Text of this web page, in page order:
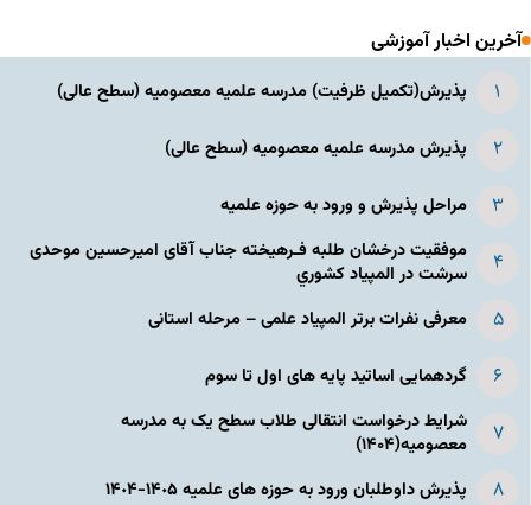
آخرین اخبار آموزشی
پذیرش(تکمیل ظرفیت) مدرسه علمیه معصومیه‌ (سطح عالی)
پذیرش مدرسه علمیه معصومیه‌ (سطح عالی)
مراحل پذیرش و ورود به حوزه علمیه
موفقیت درخشان طلبه فـرهیخته جناب آقای امیرحسین موحدی
سرشت در المپياد كشوري
معرفی نفرات برتر المپیاد علمی – مرحله استانی
گردهمایی اساتید پایه های اول تا سوم
شرایط درخواست انتقالی طلاب سطح یک به مدرسه
معصومیه(۱۴۰۴)
پذیرش داوطلبان ورود به حوزه های علمیه ١۴٠۵-١۴٠۴